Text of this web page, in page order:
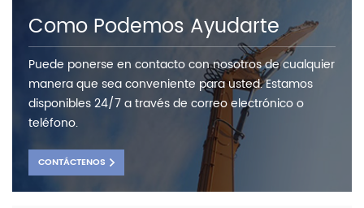
Como Podemos Ayudarte
Puede ponerse en contacto con nosotros de cualquier
manera que sea conveniente para usted. Estamos
disponibles 24/7 a través de correo electrónico o
teléfono.
CONTÁCTENOS